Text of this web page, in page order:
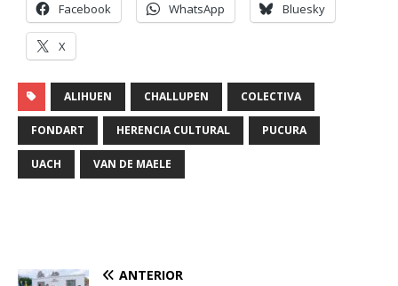
Facebook WhatsApp Bluesky
X
ALIHUEN CHALLUPEN COLECTIVA
FONDART HERENCIA CULTURAL PUCURA
UACH VAN DE MAELE
ANTERIOR